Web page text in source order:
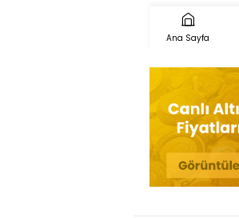
Ana Sayfa